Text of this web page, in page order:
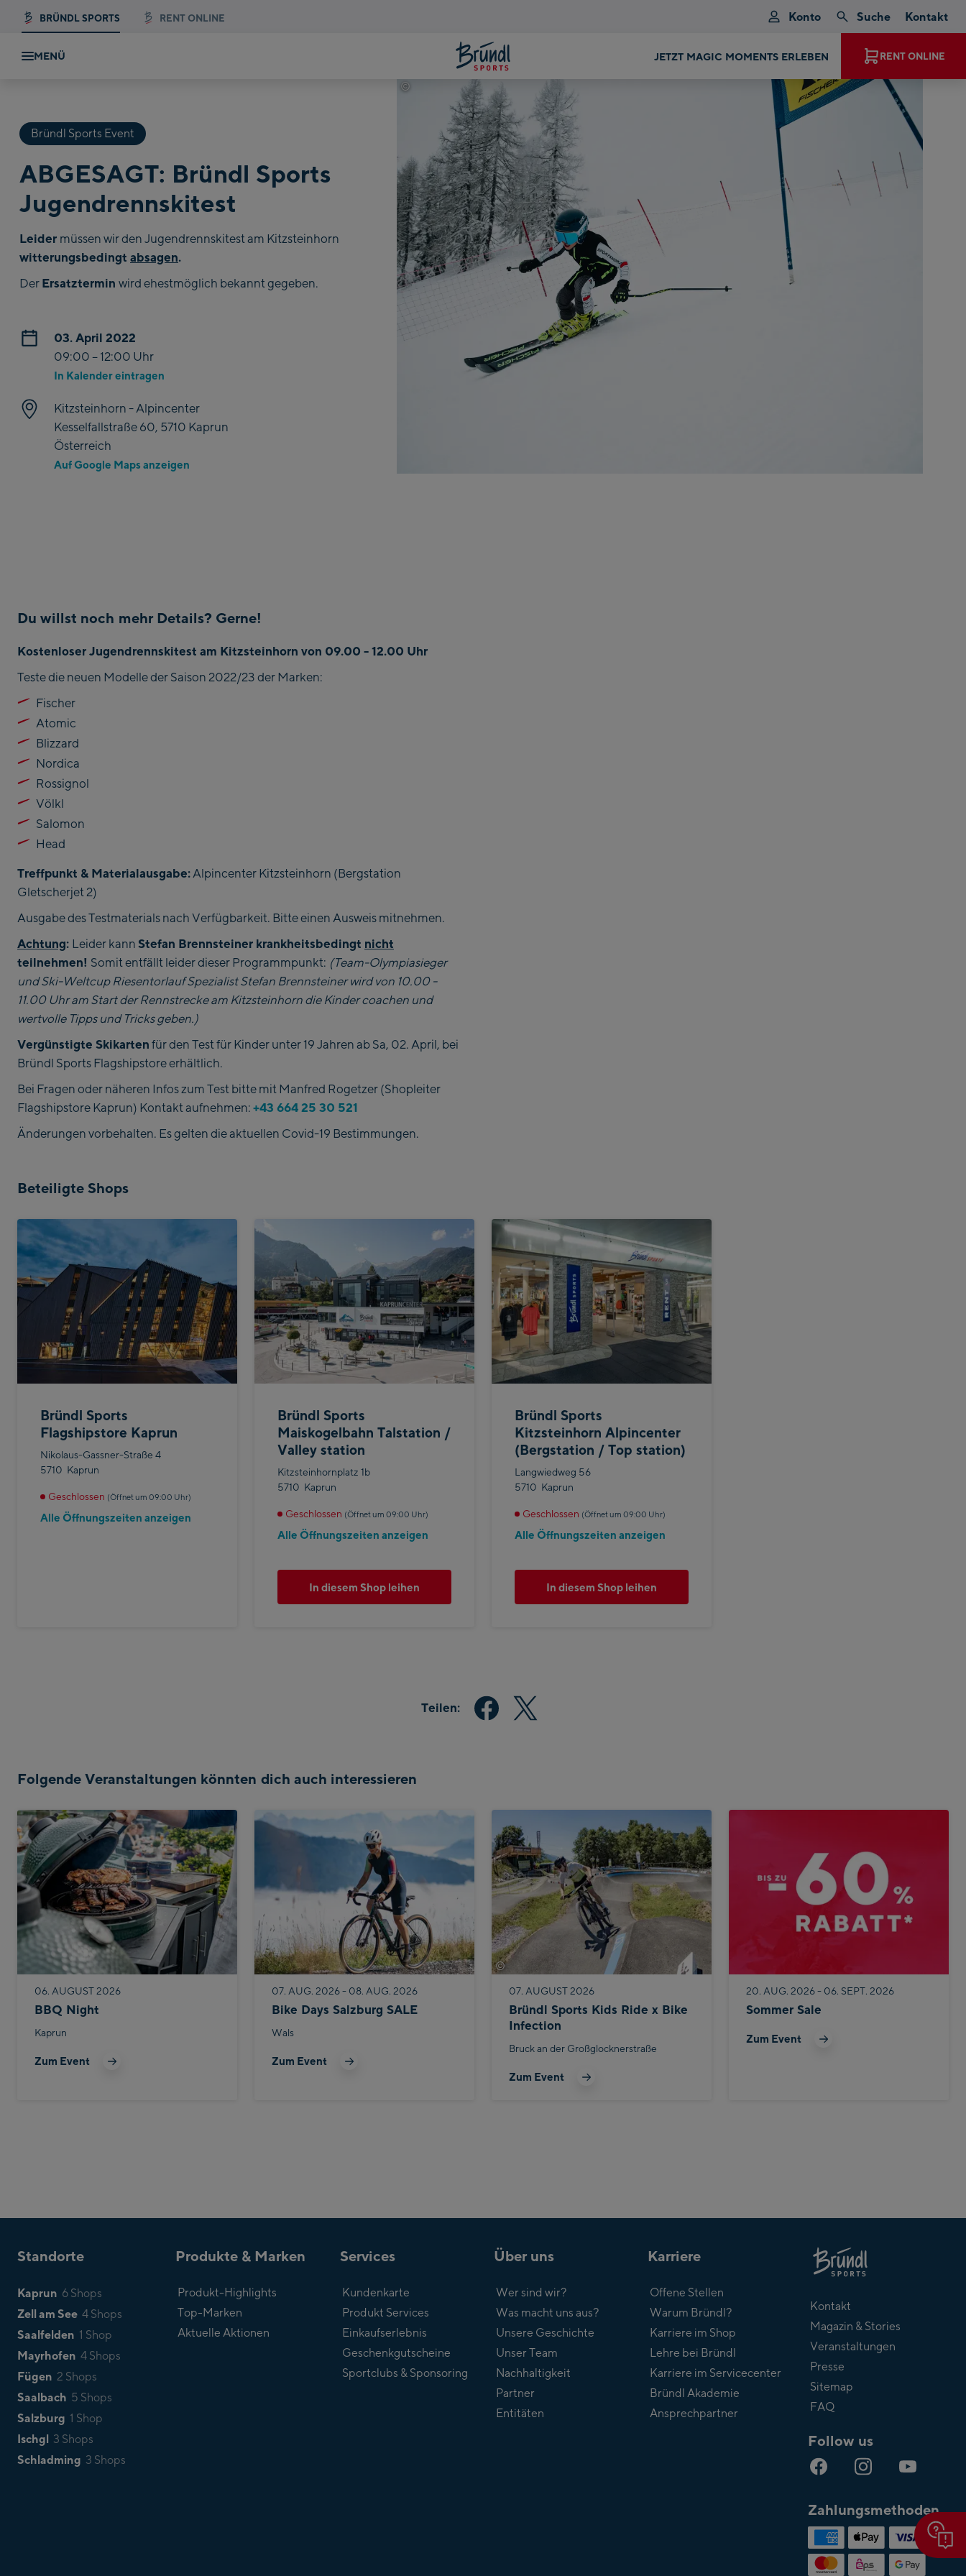
BRÜNDL SPORTS RENT ONLINE Konto Suche Kontakt
MENÜ JETZT MAGIC MOMENTS ERLEBEN RENT ONLINE
Bründl Sports Event
ABGESAGT: Bründl Sports
Jugendrennskitest
Leider müssen wir den Jugendrennskitest am Kitzsteinhorn
witterungsbedingt absagen.
Der Ersatztermin wird ehestmöglich bekannt gegeben.
03. April 2022
09:00 – 12:00 Uhr
In Kalender eintragen
Kitzsteinhorn - Alpincenter
Kesselfallstraße 60, 5710 Kaprun
Österreich
Auf Google Maps anzeigen
© Fischer Sports GmbH
Du willst noch mehr Details? Gerne!
Kostenloser Jugendrennskitest am Kitzsteinhorn von 09.00 - 12.00 Uhr
Teste die neuen Modelle der Saison 2022/23 der Marken:
Fischer
Atomic
Blizzard
Nordica
Rossignol
Völkl
Salomon
Head
Treffpunkt & Materialausgabe:Alpincenter Kitzsteinhorn (Bergstation
Gletscherjet 2)
Ausgabe des Testmaterials nach Verfügbarkeit. Bitte einen Ausweis mitnehmen.
Achtung: Leider kann Stefan Brennsteiner krankheitsbedingt nicht
teilnehmen! Somit entfällt leider dieser Programmpunkt: (Team-Olympiasieger
und Ski-Weltcup Riesentorlauf Spezialist Stefan Brennsteiner wird von 10.00 -
11.00 Uhr am Start der Rennstrecke am Kitzsteinhorn die Kinder coachen und
wertvolle Tipps und Tricks geben.)
Vergünstigte Skikarten für den Test für Kinder unter 19 Jahren ab Sa, 02. April, bei
Bründl Sports Flagshipstore erhältlich.
Bei Fragen oder näheren Infos zum Test bitte mit Manfred Rogetzer (Shopleiter
Flagshipstore Kaprun) Kontakt aufnehmen: +43 664 25 30 521
Änderungen vorbehalten. Es gelten die aktuellen Covid-19 Bestimmungen.
Beteiligte Shops
Bründl Sports
Flagshipstore Kaprun
Nikolaus-Gassner-Straße 4
5710 Kaprun
Geschlossen (Öffnet um 09:00 Uhr)
Alle Öffnungszeiten anzeigen
Bründl Sports
Maiskogelbahn Talstation /
Valley station
Kitzsteinhornplatz 1b
5710 Kaprun
Geschlossen (Öffnet um 09:00 Uhr)
Alle Öffnungszeiten anzeigen
In diesem Shop leihen
Bründl Sports
Kitzsteinhorn Alpincenter
(Bergstation / Top station)
Langwiedweg 56
5710 Kaprun
Geschlossen (Öffnet um 09:00 Uhr)
Alle Öffnungszeiten anzeigen
In diesem Shop leihen
Teilen:
Folgende Veranstaltungen könnten dich auch interessieren
06. AUGUST 2026
BBQ Night
Kaprun
Zum Event
07. AUG. 2026 - 08. AUG. 2026
Bike Days Salzburg SALE
Wals
Zum Event
©
07. AUGUST 2026
Bründl Sports Kids Ride x Bike
Infection
Bruck an der Großglocknerstraße
Zum Event
20. AUG. 2026 - 06. SEPT. 2026
Sommer Sale
Zum Event
Standorte
Kaprun 6 Shops
Zell am See 4 Shops
Saalfelden 1 Shop
Mayrhofen 4 Shops
Fügen 2 Shops
Saalbach 5 Shops
Salzburg 1 Shop
Ischgl 3 Shops
Schladming 3 Shops
Produkte & Marken
Produkt-Highlights
Top-Marken
Aktuelle Aktionen
Services
Kundenkarte
Produkt Services
Einkaufserlebnis
Geschenkgutscheine
Sportclubs & Sponsoring
Über uns
Wer sind wir?
Was macht uns aus?
Unsere Geschichte
Unser Team
Nachhaltigkeit
Partner
Entitäten
Karriere
Offene Stellen
Warum Bründl?
Karriere im Shop
Lehre bei Bründl
Karriere im Servicecenter
Bründl Akademie
Ansprechpartner
Bründl
Kontakt
Magazin & Stories
Veranstaltungen
Presse
Sitemap
FAQ
Follow us
Zahlungsmethoden